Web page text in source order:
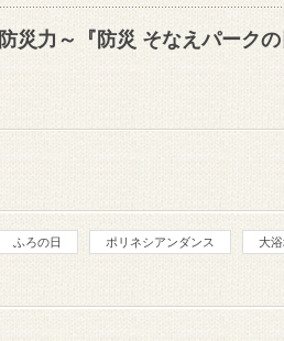
災力～『防災 そなえパークの
ふろの日 ポリネシアンダンス 大